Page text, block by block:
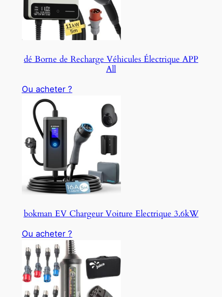
dé Borne de Recharge Véhicules Électrique APP
All
Ou acheter ?
bokman EV Chargeur Voiture Electrique 3.6kW
Ou acheter ?